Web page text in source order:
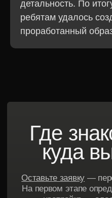
детальность. По
ребятам удалось
проработанный